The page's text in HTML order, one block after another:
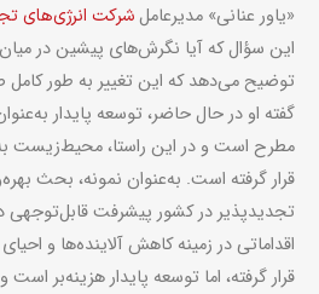
«یاور عنانی» مدیرعاملشرکت انرژی‌های
این سؤال که آیا نگرش‌های پیشین در
توضیح می‌دهد که این تغییر به طور
گفته او در حال حاضر، توسعه پایدار
مطرح است و در این راستا، محیط‌زیست
قرار گرفته است. به‌عنوان نمونه، بحث
تجدیدپذیر در کشور پیشرفت
اقداماتی در زمینه کاهش آلاینده‌ها و
قرار گرفته، اما توسعه پایدار هزینه‌بر است